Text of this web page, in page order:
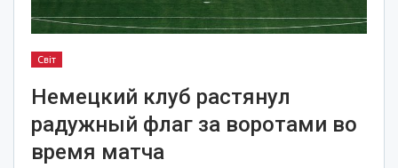
Світ
Немецкий клуб растянул
радужный флаг за воротами во
время матча